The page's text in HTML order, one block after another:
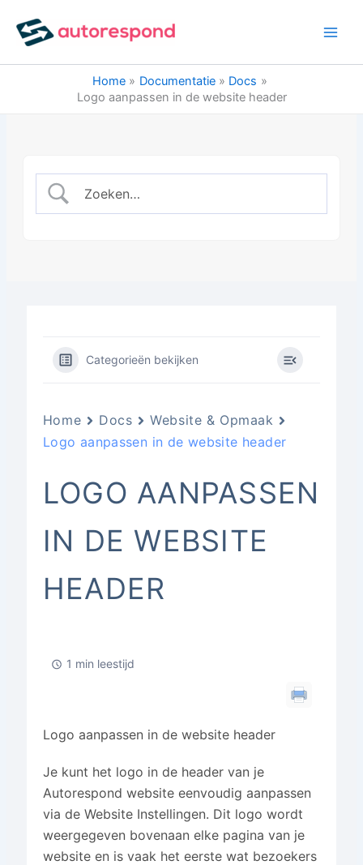
naar
inhoud
Home
Documentatie
Docs
Logo aanpassen in de website header
Categorieën bekijken
Home Docs
Website & Opmaak
Logo aanpassen in de website header
LOGO AANPASSEN
IN DE WEBSITE
HEADER
1 min leestijd
Logo aanpassen in de website header
Je kunt het logo in de header van je
Autorespond website eenvoudig aanpassen
via de Website Instellingen. Dit logo wordt
weergegeven bovenaan elke pagina van je
website en is vaak het eerste wat bezoekers